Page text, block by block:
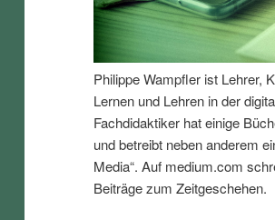
I
h
e
Philippe Wampfler ist Lehrer,
Lernen und Lehren in der
Fachdidaktiker hat einige
und betreibt neben anderem
Media“. Auf medium.com
Beiträge zum Zeitgeschehen.